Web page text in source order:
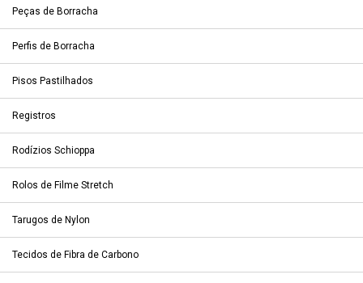
Peças de Borracha
Perfis de Borracha
Pisos Pastilhados
Registros
Rodízios Schioppa
Rolos de Filme Stretch
Tarugos de Nylon
Tecidos de Fibra de Carbono